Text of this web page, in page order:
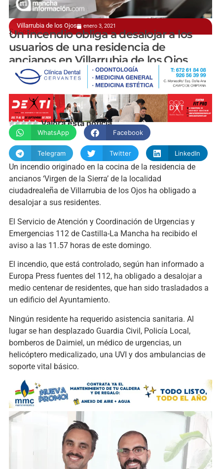
Villarrubia de los Ojos enero 3, 2021
Sucesos
Un incendio obliga a desalojar a los
usuarios de una residencia de
ancianos en Villarrubia de los Ojos
manchainformacion.com
Valora esta noticia
WhatsApp Facebook
Telegram Twitter LinkedIn
Un incendio originado en la cocina de la residencia de
ancianos ‘Virgen de la Sierra’ de la localidad
ciudadrealeña de Villarrubia de los Ojos ha obligado a
desalojar a sus residentes.
El Servicio de Atención y Coordinación de Urgencias y
Emergencias 112 de Castilla-La Mancha ha recibido el
aviso a las 11.57 horas de este domingo.
El incendio, que está controlado, según han informado a
Europa Press fuentes del 112, ha obligado a desalojar a
medio centenar de residentes, que han sido trasladados a
un edificio del Ayuntamiento.
Ningún residente ha requerido asistencia sanitaria. Al
lugar se han desplazado Guardia Civil, Policía Local,
bomberos de Daimiel, un médico de urgencias, un
helicóptero medicalizado, una UVI y dos ambulancias de
soporte vital básico.